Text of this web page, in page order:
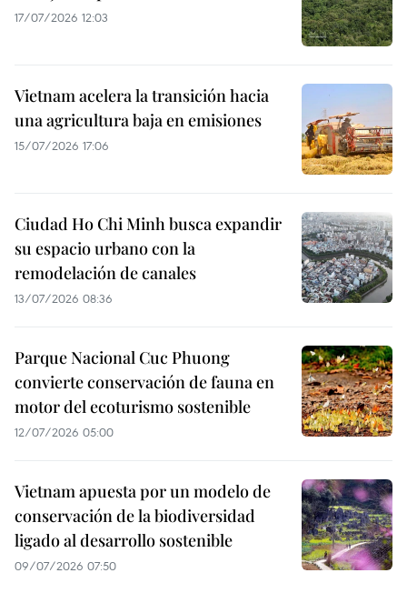
17/07/2026 12:03
Vietnam acelera la transición hacia
una agricultura baja en emisiones
15/07/2026 17:06
Ciudad Ho Chi Minh busca expandir
su espacio urbano con la
remodelación de canales
13/07/2026 08:36
Parque Nacional Cuc Phuong
convierte conservación de fauna en
motor del ecoturismo sostenible
12/07/2026 05:00
Vietnam apuesta por un modelo de
conservación de la biodiversidad
ligado al desarrollo sostenible
09/07/2026 07:50